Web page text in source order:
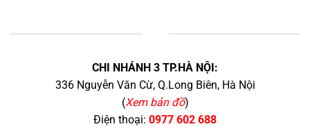
CHI NHÁNH 3 TP.HÀ NỘI:
336 Nguyễn Văn Cừ, Q.Long Biên, Hà Nội
(Xem bản đồ)
Điện thoại: 0977 602 688